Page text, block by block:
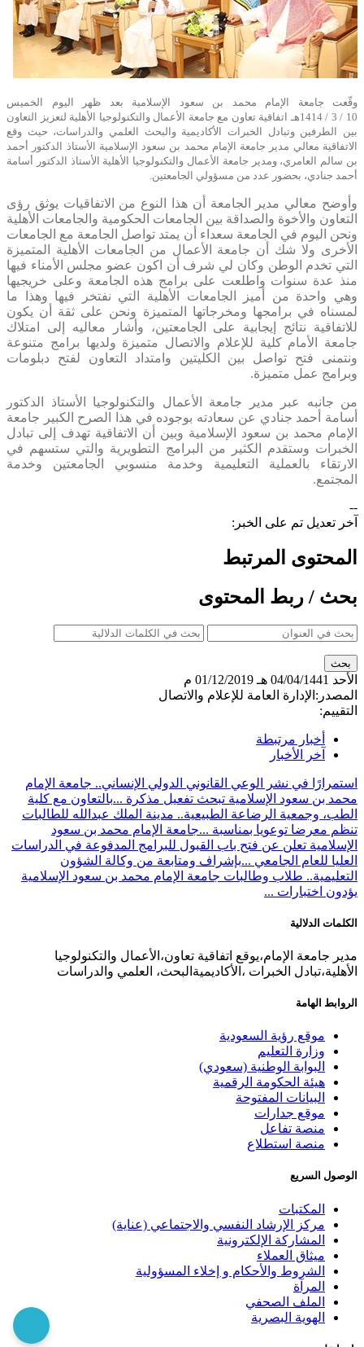
​​وقّعت جامعة الإمام محمد بن سعود الإسلامية بعد ظهر اليوم الخميس
10 / 3 / 1414هـ اتفاقية تعاون مع جامعة الأعمال والتكنولوجيا الأهلية لتعزيز التعاون
بين الطرفين وتبادل الخبرات الأكاديمية والبحث العلمي والدراسات، حيث وقع
الاتفاقية معالي مدير جامعة الإمام محمد بن سعود الإسلامية الأستاذ الدكتور أحمد
بن سالم العامري، ومدير جامعة الأعمال والتكنولوجيا الأهلية الأستاذ الدكتور أسامة
أحمد جنادي، بحضور عدد من مسؤولي الجامعتين
وأوضح معالي مدير الجامعة أن هذا النوع من الاتفاقيات يوثق رؤى
التعاون والأخوة والصداقة بين الجامعات الحكومية والجامعات الأهلية
ونحن اليوم في الجامعة سعداء أن يمتد تواصل الجامعة مع الجامعات
الأخرى ولا شك أن جامعة الأعمال من الجامعات الأهلية المتميزة
التي تخدم الوطن وكان لي شرف أن اكون عضو مجلس الأمناء فيها
منذ عدة سنوات واطلعت على برامج هذه الجامعة وعلى خريجيها
وهي واحدة من أميز الجامعات الأهلية التي نفتخر فيها وهذا ما
لمسناه في برامجها ومخرجاتها المتميزة ونحن على ثقة أن يكون
للاتفاقية نتائج إيجابية على الجامعتين، وأشار معاليه إلى امتلاك
جامعة الأمام كلية للإعلام والاتصال متميزة ولديها برامج متنوعة
ونتمنى فتح تواصل بين الكليتين وامتداد التعاون لفتح دبلومات
وبرامج عمل متميزة.
من جانبه عبر مدير جامعة الأعمال والتكنولوجيا الأستاذ الدكتور
أسامة أحمد جنادي عن سعادته بوجوده في هذا الصرح الكبير جامعة
الإمام محمد بن سعود الإسلامية وبين أن الاتفاقية تهدف إلى تبادل
الخبرات وستقدم الكثير من البرامج التطويرية والتي ستسهم في
الارتقاء بالعملية التعليمية وخدمة منسوبي الجامعتين وخدمة
المجتمع.​
--
آخر تعديل تم على الخبر:
المحتوى المرتبط
بحث / ربط المحتوى
الأحد 04/04/1441 هـ
01/12/2019 م
المصدر: الإدارة العامة للإعلام والاتصال
التقييم:
أخبار مرتبطة
آخر الأخبار
استمرارًا في نشر الوعي القانوني الدولي الإنساني.. جامعة الإمام
محمد بن سعود الإسلامية تبحث تفعيل مذكرة ...بالتعاون مع كلية
الطب، وجمعية الرضاعة الطبيعية.. مدينة الملك عبدالله للطالبات
تنظم معرضا توعويا بمناسبة ...جامعة الإمام محمد بن سعود
الإسلامية تعلن عن فتح باب القبول للبرامج المدفوعة في الدراسات
العليا للعام الجامعي ...بإشراف ومتابعة من وكالة الشؤون
التعليمية.. طلاب وطالبات جامعة الإمام محمد بن سعود الإسلامية
يؤدون اختبارات ...
الكلمات الدلالية
مدير جامعة الإمام،يوقع اتفاقية تعاون،الأعمال والتكنولوجيا
الأهلية،تبادل الخبرات ،الأكاديميةالبحث، العلمي والدراسات
الروابط الهامة
موقع رؤية السعودية
وزارة التعليم
البوابة الوطنية (سعودي)
هيئة الحكومة الرقمية
البيانات المفتوحة
موقع جدارات
منصة تفاعل
منصة استطلاع
الوصول السريع
المكتبات
مركز الإرشاد النفسي والاجتماعي (عناية)
المشاركة الإلكترونية
ميثاق العملاء
الشروط والأحكام و إخلاء المسؤولية
المرآة
الملف الصحفي
الهوية البصرية